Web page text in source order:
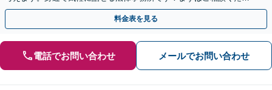
い【夜間・休日相談可】【電話・WEB面談可】
料金表を見る
電話でお問い合わせ メールでお問い合わせ